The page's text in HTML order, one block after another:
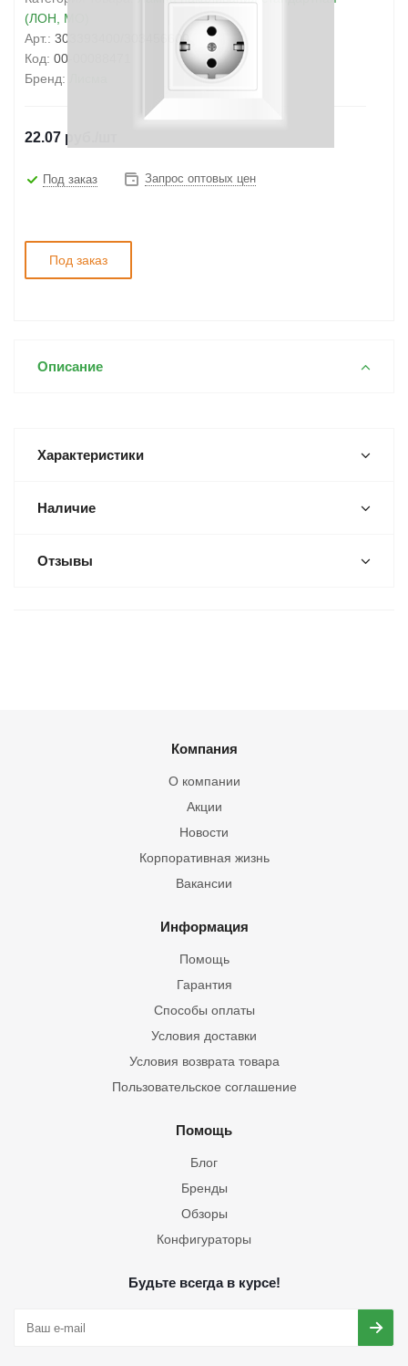
(ЛОН, МО)
Арт.: 303393400/303456600
Код: 00-00088471
Бренд:
22.07 руб.
Под заказ Запрос оптовых цен
Под заказ
Описание
Характеристики
Наличие
Отзывы
Компания
О компании
Акции
Новости
Корпоративная жизнь
Вакансии
Информация
Помощь
Гарантия
Способы оплаты
Условия доставки
Условия возврата товара
Пользовательское соглашение
Помощь
Блог
Бренды
Обзоры
Конфигураторы
Будьте всегда в курсе!